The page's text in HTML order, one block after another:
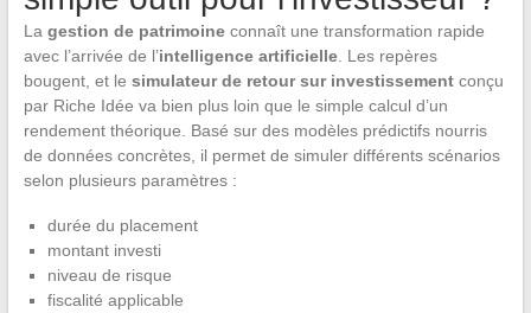
La gestion de patrimoineconnaît une transformation rapide
avec l’arrivée de l’intelligence artificielle. Les repères
bougent, et le simulateur de retour sur investissementconçu
par Riche Idée va bien plus loin que le simple calcul d’un
rendement théorique. Basé sur des modèles prédictifs nourris
de données concrètes, il permet de simuler différents scénarios
selon plusieurs paramètres :
durée du placement
montant investi
niveau de risque
fiscalité applicable